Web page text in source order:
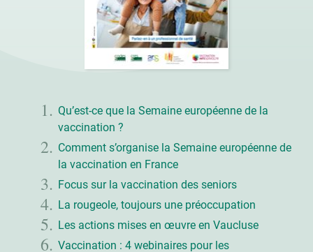
Qu’est-ce que la Semaine européenne de la
vaccination ?
Comment s’organise la Semaine européenne de
la vaccination en France
Focus sur la vaccination des seniors
La rougeole, toujours une préoccupation
Les actions mises en œuvre en Vaucluse
Vaccination : 4 webinaires pour les